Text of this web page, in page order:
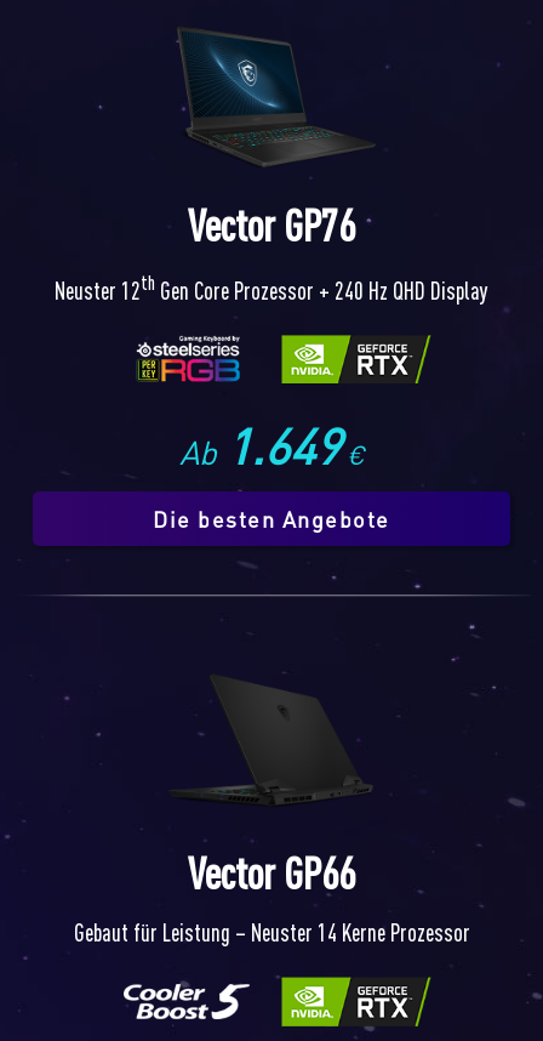
Vector GP76
Neuster 12th Gen Core Prozessor + 240 Hz QHD Display
Ab 1.649€
Die besten Angebote
Vector GP66
Gebaut für Leistung – Neuster 14 Kerne Prozessor